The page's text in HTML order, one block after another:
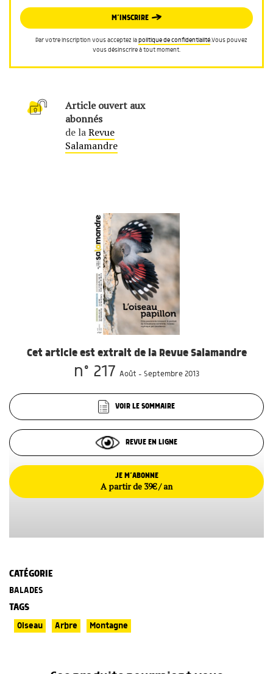
M’INSCRIRE
Par votre inscription vous acceptez lapolitique de confidentialité.Vous pouvez
vous désinscrire à tout moment.
Article ouvert aux
abonnés
de laRevue
Salamandre
Cet article est extrait de la Revue Salamandre
n° 217 Août - Septembre 2013
VOIR LE SOMMAIRE
REVUE EN LIGNE
JE M’ABONNE
A partir de 39€ / an
CATÉGORIE
BALADES
TAGS
Oiseau Arbre Montagne